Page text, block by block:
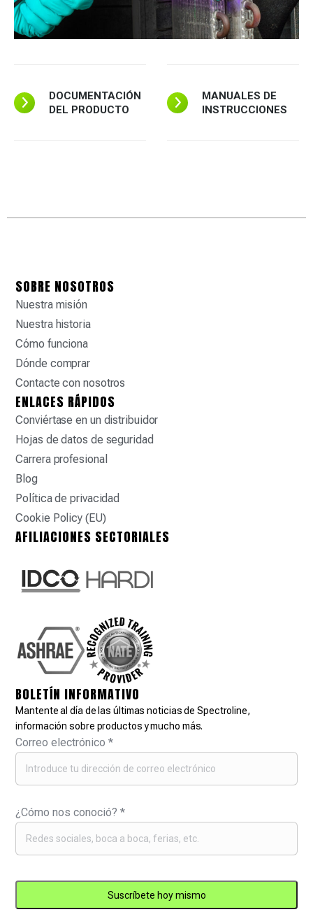
DOCUMENTACIÓN
DEL PRODUCTO
MANUALES DE
INSTRUCCIONES
SOBRE NOSOTROS
Nuestra misión
Nuestra historia
Cómo funciona
Dónde comprar
Contacte con nosotros
ENLACES RÁPIDOS
Conviértase en un distribuidor
Hojas de datos de seguridad
Carrera profesional
Blog
Política de privacidad
Cookie Policy (EU)
AFILIACIONES SECTORIALES
BOLETÍN INFORMATIVO
Mantente al día de las últimas noticias de Spectroline,
información sobre productos y mucho más.
Correo electrónico*
¿Cómo nos conoció?*